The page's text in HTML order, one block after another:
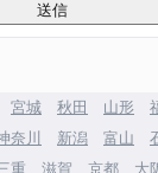
宮城 秋田 山形
奈川 新潟 富山
重 滋賀 京都 大